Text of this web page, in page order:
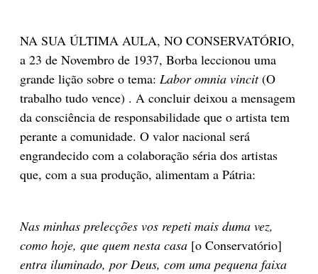
NA SUA ÚLTIMA AULA, NO CONSERVATÓRIO,
a 23 de Novembro de 1937, Borba leccionou uma
grande lição sobre o tema: Labor omnia vincit(O
trabalho tudo vence) . A concluir deixou a mensagem
da consciência de responsabilidade que o artista tem
perante a comunidade. O valor nacional será
engrandecido com a colaboração séria dos artistas
que, com a sua produção, alimentam a Pátria:
Nas minhas prelecções vos repeti mais duma vez,
como hoje, que quem nesta casa [o Conservatório]
entra iluminado, por Deus, com uma pequena faixa